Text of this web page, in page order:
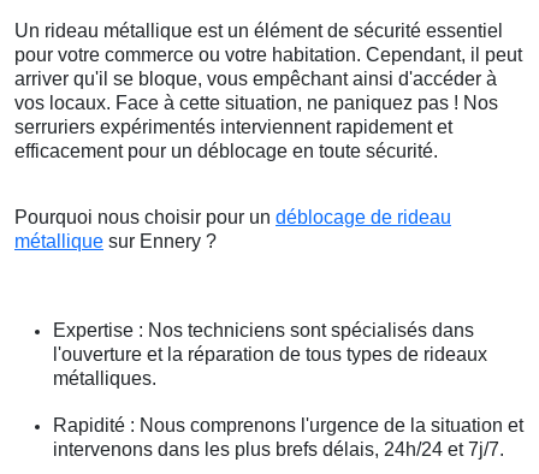
Un rideau métallique est un élément de sécurité essentiel
pour votre commerce ou votre habitation. Cependant, il peut
arriver qu'il se bloque, vous empêchant ainsi d'accéder à
vos locaux. Face à cette situation, ne paniquez pas ! Nos
serruriers expérimentés interviennent rapidement et
efficacement pour un déblocage en toute sécurité.
Pourquoi nous choisir pour un déblocage de rideau
métallique sur Ennery ?
Expertise : Nos techniciens sont spécialisés dans
l'ouverture et la réparation de tous types de rideaux
métalliques.
Rapidité : Nous comprenons l'urgence de la situation et
intervenons dans les plus brefs délais, 24h/24 et 7j/7.